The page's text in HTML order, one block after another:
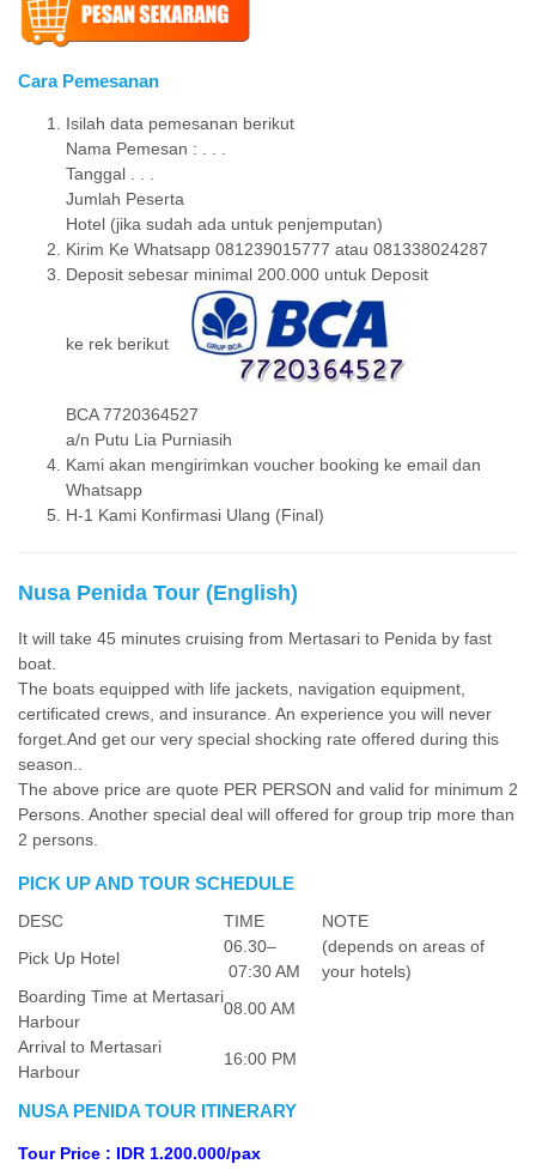
Cara Pemesanan
Isilah data pemesanan berikut
Nama Pemesan : . . .
Tanggal . . .
Jumlah Peserta
Hotel (jika sudah ada untuk penjemputan)
Kirim Ke Whatsapp 081239015777 atau 081338024287
Deposit sebesar minimal 200.000 untuk Deposit
ke rek berikut
BCA 7720364527
a/n Putu Lia Purniasih
Kami akan mengirimkan voucher booking ke email dan
Whatsapp
H-1 Kami Konfirmasi Ulang (Final)
Nusa Penida Tour (English)
It will take 45 minutes cruising from Mertasari to Penida by fast
boat.
The boats equipped with life jackets, navigation equipment,
certificated crews, and insurance. An experience you will never
forget.And get our very special shocking rate offered during this
season..
The above price are quote PER PERSON and valid for minimum 2
Persons. Another special deal will offered for group trip more than
2 persons.
PICK UP AND TOUR SCHEDULE
DESC TIME
NOTE
Pick Up Hotel
06.30–
07:30 AM
(depends on areas of
your hotels)
Boarding Time at Mertasari
Harbour
08.00 AM
Arrival to Mertasari
Harbour
16:00 PM
NUSA PENIDA TOUR ITINERARY
Tour Price : IDR 1.200.000/pax